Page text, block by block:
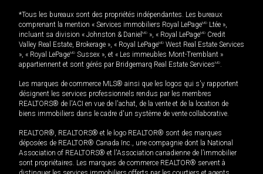
*Tous les bureaux sont des propriétés indépendantes. Les bureaux
comprenant la mention « Services immobiliers Royal LePageMD Ltée »,
incluant sa division « Johnston & Daniel MD », « Royal LePageMD Credit
Valley Real Estate, Brokerage », « Royal LePageMD West Real Estate Services
», « Royal LePageMD Sussex », et « Les immeubles Mont-Tremblant »
appartiennent et sont gérés par Bridgemarq Real Estate ServicesMD.
Les marques de commerce MLS® ainsi que les logos qui s'y rapportent
désignent les services professionnels rendus par les membres
REALTORS® de l'ACI en vue de l'achat, de la vente et de la location de
biens immobiliers dans le cadre d'un système de vente collaborative.
REALTOR®, REALTORS® et le logo REALTOR® sont des marques
déposées de REALTOR® Canada Inc., une compagnie dont la National
Association of REALTORS® et l'Association canadienne de l’immobilier
sont propriétaires. Les marques de commerce REALTOR® servent à